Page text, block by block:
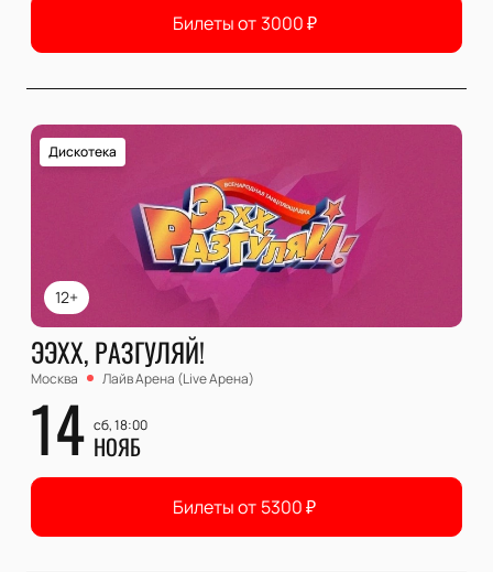
Билеты от 3000₽
12+
Дискотека
ЭЭХХ, РАЗГУЛЯЙ!
Москва Лайв Арена (Live Арена)
14 сб, 18:00
НОЯБ
Билеты от 5300₽